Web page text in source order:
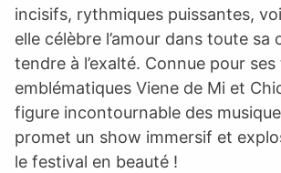
incisifs, rythmiques puissantes,
elle célèbre l’amour dans toute sa
tendre à l’exalté. Connue pour
emblématiques Viene de Mi et
figure incontournable des
promet un show immersif et
le festival en beauté !